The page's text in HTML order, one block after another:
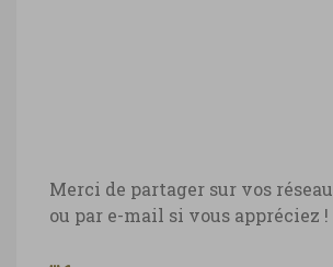
Merci de partager sur vos
ou par e-mail si vous appréciez !